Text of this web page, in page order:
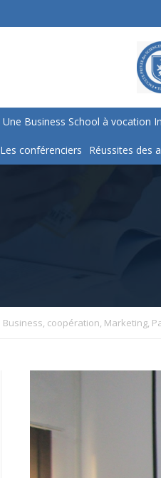
Une Business School à vocation
Les conférenciers Réussites des
Business, coopération, Marketing,